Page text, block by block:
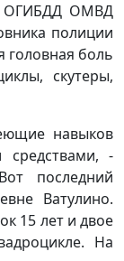
ОГИБДД ОМВД
полиции
головная боль
скутеры,
навыков
средствами, -
последний
Ватулино.
15 лет и двое
На